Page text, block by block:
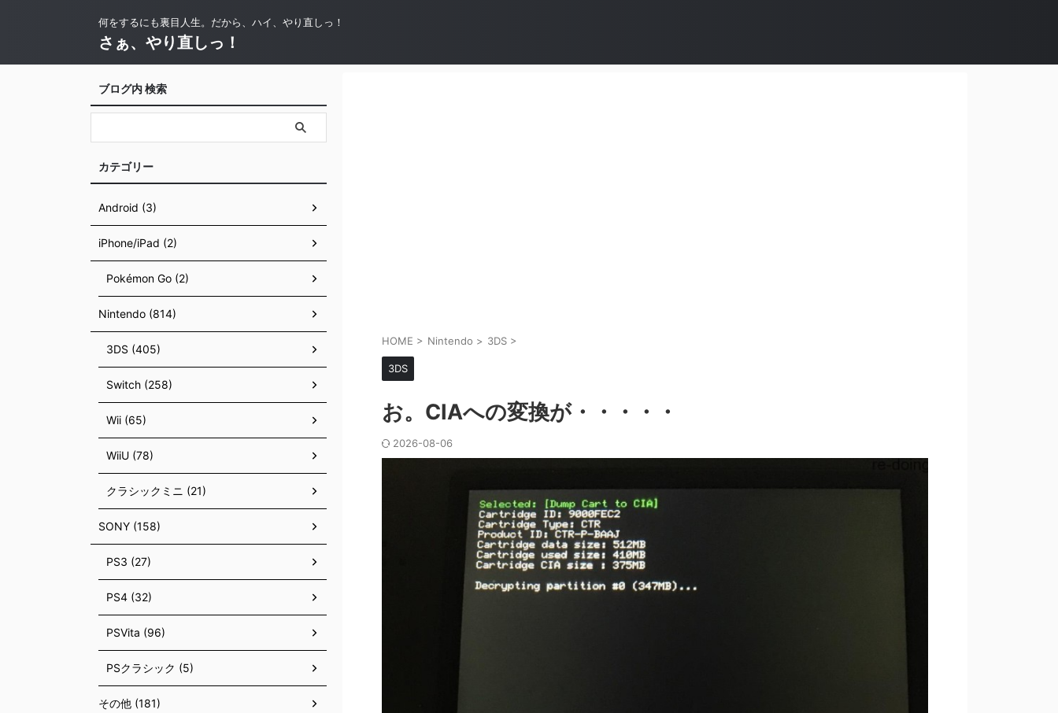
何をするにも裏目人生。だから、ハイ、やり直しっ！
さぁ、やり直しっ！
HOME > Nintendo > 3DS >
3DS
お。CIAへの変換が・・・・・
2026-08-06
ブログ内 検索
カテゴリー
Android (3)
iPhone/iPad (2)
Pokémon Go (2)
Nintendo (814)
3DS (405)
Switch (258)
Wii (65)
WiiU (78)
クラシックミニ (21)
SONY (158)
PS3 (27)
PS4 (32)
PSVita (96)
PSクラシック (5)
その他 (181)